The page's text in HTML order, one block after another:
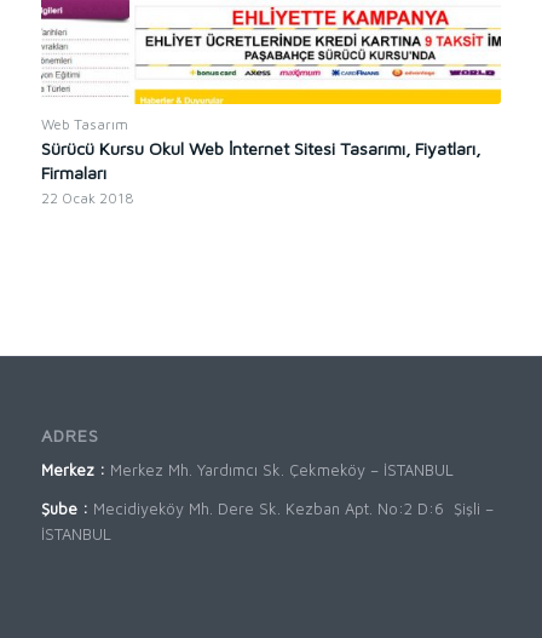
Web Tasarım
Sürücü Kursu Okul Web İnternet Sitesi Tasarımı, Fiyatları,
Firmaları
22 Ocak 2018
ADRES
Merkez : Merkez Mh. Yardımcı Sk. Çekmeköy – İSTANBUL
Şube : Mecidiyeköy Mh. Dere Sk. Kezban Apt. No:2 D:6 Şişli –
İSTANBUL